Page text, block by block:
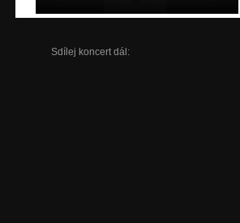
Sdílej koncert dál: